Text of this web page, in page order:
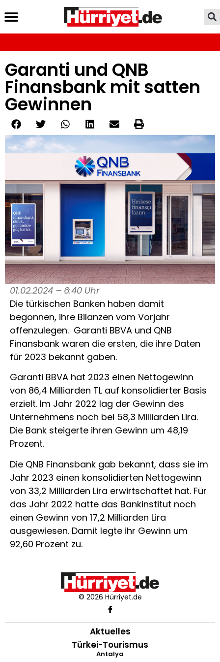
Garanti und QNB
Finansbank mit satten
Gewinnen
01.02.2024 – 6:40 Uhr
Die türkischen Banken haben damit
begonnen, ihre Bilanzen vom Vorjahr
offenzulegen. Garanti BBVA und QNB
Finansbank waren die ersten, die ihre Daten
für 2023 bekannt gaben.
Garanti BBVA hat 2023 einen Nettogewinn
von 86,4 Milliarden TL auf konsolidierter Basis
erzielt. Im Jahr 2022 lag der Gewinn des
Unternehmens noch bei 58,3 Milliarden Lira.
Die Bank steigerte ihren Gewinn um 48,19
Prozent.
Die QNB Finansbank gab bekannt, dass sie im
Jahr 2023 einen konsolidierten Nettogewinn
von 33,2 Milliarden Lira erwirtschaftet hat. Für
das Jahr 2022 hatte das Bankinstitut noch
einen Gewinn von 17,2 Milliarden Lira
ausgewiesen. Damit legte ihr Gewinn um
92,60 Prozent zu.
© 2026 Hürriyet.de
Aktuelles
Türkei-Tourismus
Antalya